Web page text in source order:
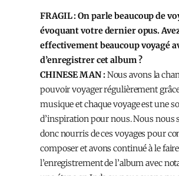
FRAGIL : On parle beaucoup de
évoquant votre dernier opus.
effectivement beaucoup voyagé
d’enregistrer cet album ?
CHINESE MAN :Nous avons la
pouvoir voyager régulièrement
musique et chaque voyage est une
d’inspiration pour nous. Nous nous
donc nourris de ces voyages pour
composer et avons continué à le
l’enregistrement de l’album avec